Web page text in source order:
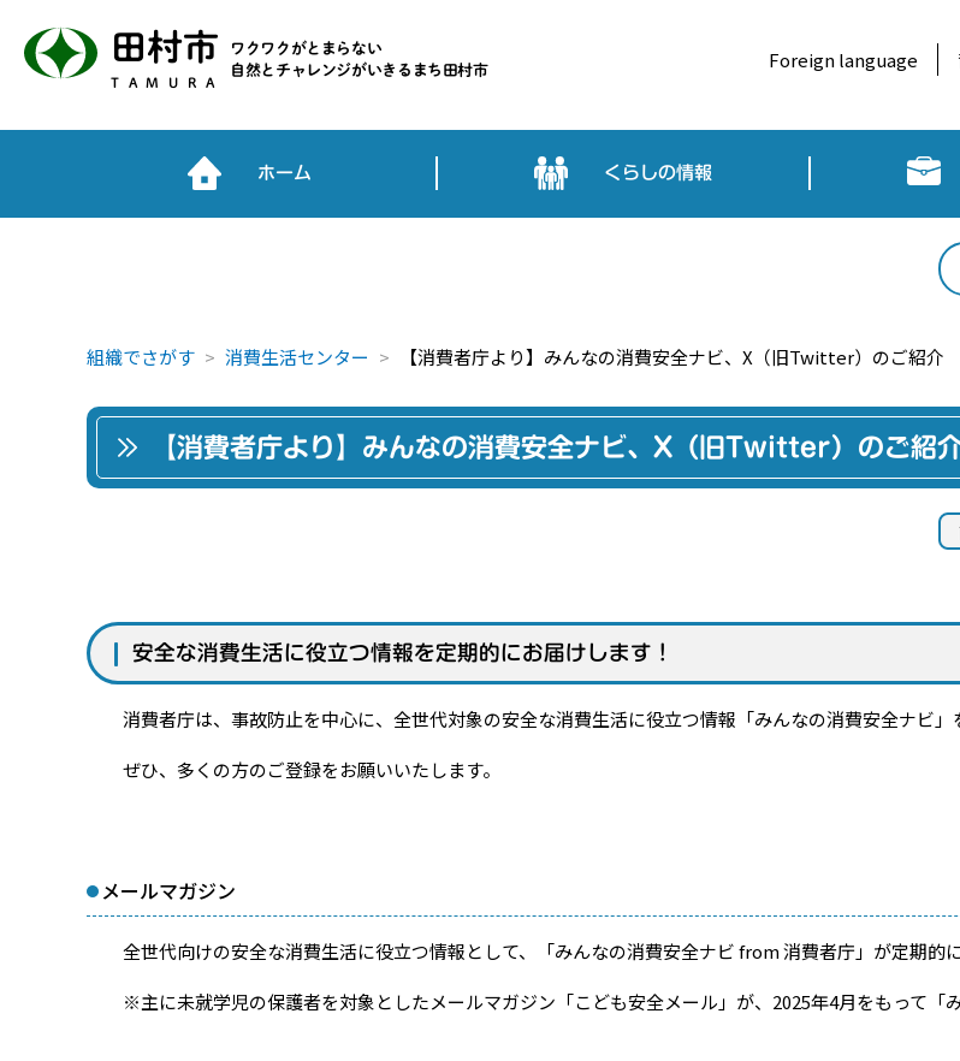
田村市
TAMURA
ワクワクがとまらない
自然とチャレンジがいきるまち田村市
Foreign language
ホーム くらしの情報
組織でさがす 消費生活センター 【消費者庁より】みんなの消費安全ナビ、X（旧Twitter）のご紹介
【消費者庁より】みんなの消費安全ナビ、X（旧Twitter）のご紹
安全な消費生活に役立つ情報を定期的にお届けします！
消費者庁は、事故防止を中心に、全世代対象の安全な消費生活に役立つ情報「みんなの消費安全ナビ」
ぜひ、多くの方のご登録をお願いいたします。
メールマガジン
全世代向けの安全な消費生活に役立つ情報として、「みんなの消費安全ナビ from 消費者庁」が定期的に
※主に未就学児の保護者を対象としたメールマガジン「こども安全メール」が、2025年4月をもって「